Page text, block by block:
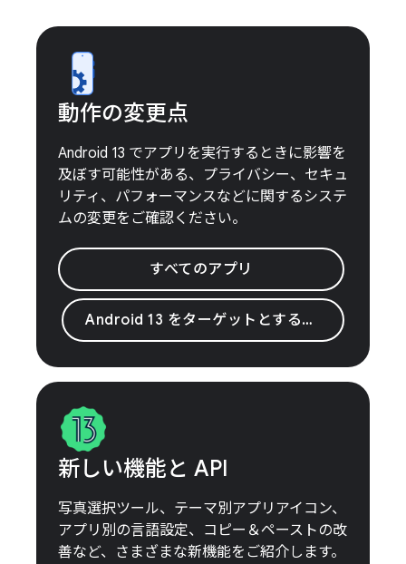
動作の変更点
Android 13 でアプリを実行するときに影響を
及ぼす可能性がある、プライバシー、セキュ
リティ、パフォーマンスなどに関するシステ
ムの変更をご確認ください。
すべてのアプリ
Android 13 をターゲットとするアプリ
新しい機能と API
写真選択ツール、テーマ別アプリアイコン、
アプリ別の言語設定、コピー＆ペーストの改
善など、さまざまな新機能をご紹介します。